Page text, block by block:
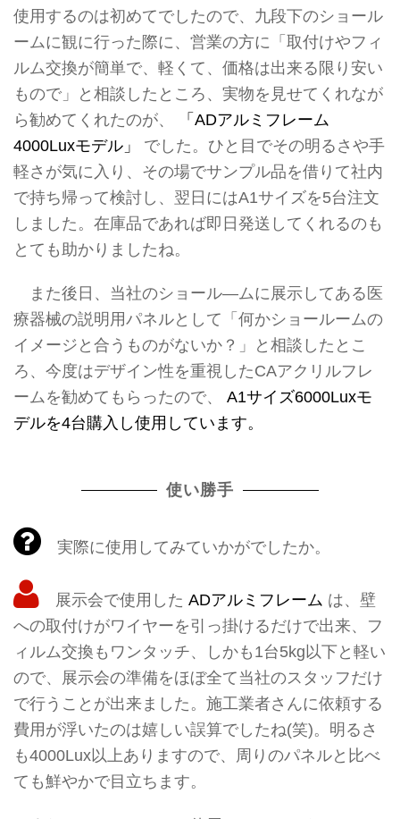
使用するのは初めてでしたので、九段下のショール
ームに観に行った際に、営業の方に「取付けやフィ
ルム交換が簡単で、軽くて、価格は出来る限り安い
もので」と相談したところ、実物を見せてくれなが
ら勧めてくれたのが、
「ADアルミフレーム
4000Luxモデル」
でした。ひと目でその明るさや手
軽さが気に入り、その場でサンプル品を借りて社内
で持ち帰って検討し、翌日にはA1サイズを5台注文
しました。在庫品であれば即日発送してくれるのも
とても助かりましたね。
また後日、当社のショール―ムに展示してある医
療器械の説明用パネルとして「何かショールームの
イメージと合うものがないか？」と相談したとこ
ろ、今度はデザイン性を重視したCAアクリルフレ
ームを勧めてもらったので、
A1サイズ6000Luxモ
デルを4台購入し使用しています。
使い勝手
実際に使用してみていかがでしたか。
展示会で使用した ADアルミフレーム は、壁
への取付けがワイヤーを引っ掛けるだけで出来、フ
ィルム交換もワンタッチ、しかも1台5kg以下と軽い
ので、展示会の準備をほぼ全て当社のスタッフだけ
で行うことが出来ました。施工業者さんに依頼する
費用が浮いたのは嬉しい誤算でしたね(笑)。明るさ
も4000Lux以上ありますので、周りのパネルと比べ
ても鮮やかで目立ちます。